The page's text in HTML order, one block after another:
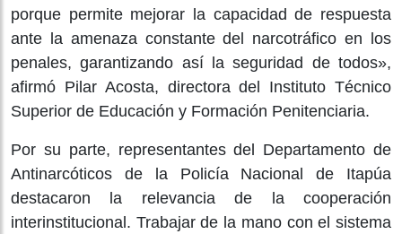
porque permite mejorar la capacidad de respuesta
ante la amenaza constante del narcotráfico en los
penales, garantizando así la seguridad de todos»,
afirmó Pilar Acosta, directora del Instituto Técnico
Superior de Educación y Formación Penitenciaria.
Por su parte, representantes del Departamento de
Antinarcóticos de la Policía Nacional de Itapúa
destacaron la relevancia de la cooperación
interinstitucional. Trabajar de la mano con el sistema